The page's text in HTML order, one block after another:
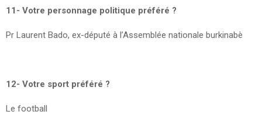
11- Votre personnage politique préféré ?
Pr Laurent Bado, ex-député à l’Assemblée nationale burkinabè
12- Votre sport préféré ?
Le football